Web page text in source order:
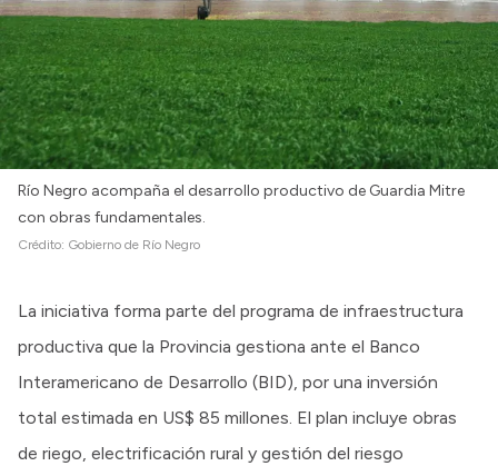
Río Negro acompaña el desarrollo productivo de Guardia Mitre
con obras fundamentales.
Crédito: Gobierno de Río Negro
La iniciativa forma parte del programa de infraestructura
productiva que la Provincia gestiona ante el Banco
Interamericano de Desarrollo (BID), por una inversión
total estimada en US$ 85 millones. El plan incluye obras
de riego, electrificación rural y gestión del riesgo